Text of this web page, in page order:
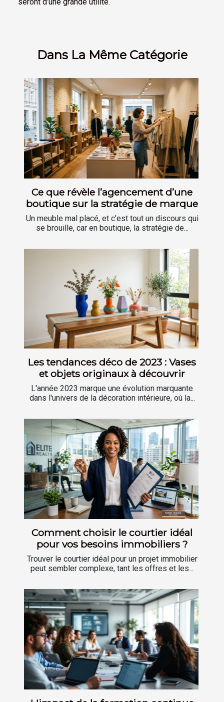
Dans La Même Catégorie
Ce que révèle l’agencement d’une
boutique sur la stratégie de marque
Un meuble mal placé, et c’est tout un discours qui
se brouille, car en boutique, la stratégie de...
Les tendances déco de 2023 : Vases
et objets originaux à découvrir
L'année 2023 marque une évolution marquante
dans l'univers de la décoration intérieure, où la...
Comment choisir le courtier idéal
pour vos besoins immobiliers ?
Trouver le courtier idéal pour un projet immobilier
peut sembler complexe, tant les offres et les...